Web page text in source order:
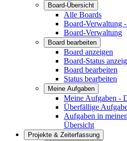
Board-Übersicht
Alle Boards
Board-Verwaltung
Board-Verwaltung
Board bearbeiten
Board anzeigen
Board-Status
Board bearbeiten
Status bearbeiten
Meine Aufgaben
Meine Aufgaben -
Überfällige
Aufgaben in
Übersicht
Projekte & Zeiterfassung